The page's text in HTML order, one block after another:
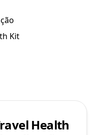
Kit
Health